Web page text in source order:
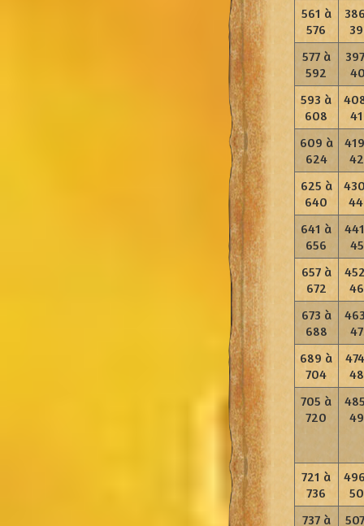
561 à
576
577 à
592
593 à
608
609 à
624
625 à
640
641 à
656
657 à
672
673 à
688
689 à
704
705 à
720
721 à
736
737 à